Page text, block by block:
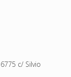
c/ Silvio